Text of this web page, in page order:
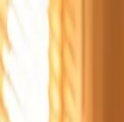
Meniny má Jozefína